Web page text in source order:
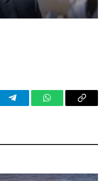
TelegramWhatsAppCopy